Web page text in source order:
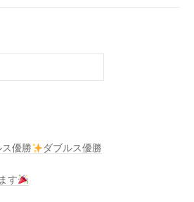
優勝 ダブルス優勝
す